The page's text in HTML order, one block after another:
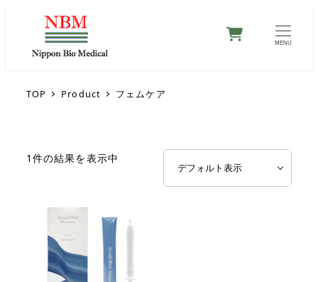
MENU
TOP Product フェムケア
1件の結果を表示中